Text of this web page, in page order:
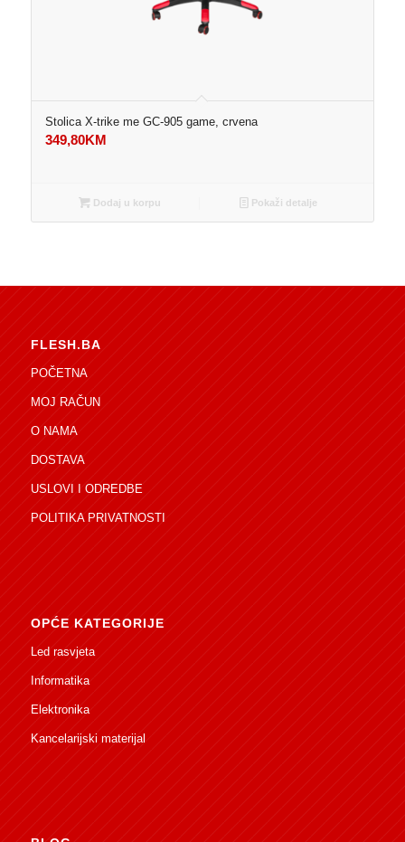
Stolica X-trike me GC-905 game, crvena
349,80KM
Dodaj u korpu Pokaži detalje
FLESH.BA
POČETNA
MOJ RAČUN
O NAMA
DOSTAVA
USLOVI I ODREDBE
POLITIKA PRIVATNOSTI
OPĆE KATEGORIJE
Led rasvjeta
Informatika
Elektronika
Kancelarijski materijal